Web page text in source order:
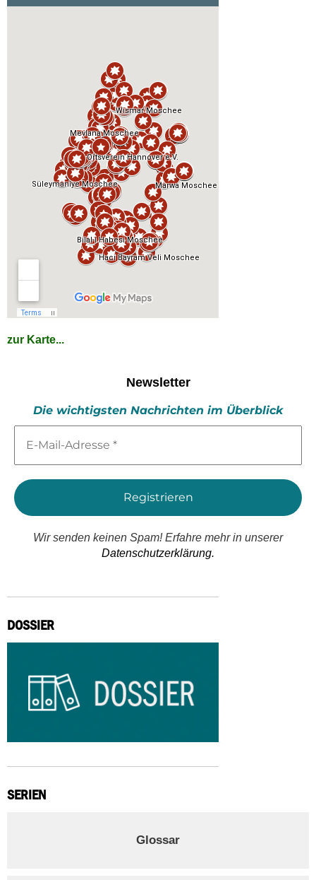
zur Karte...
Newsletter
Die wichtigsten Nachrichten im Überblick
Mail-
*
Wir senden keinen Spam! Erfahre mehr in unserer
Datenschutzerklärung.
DOSSIER
SERIEN
Glossar